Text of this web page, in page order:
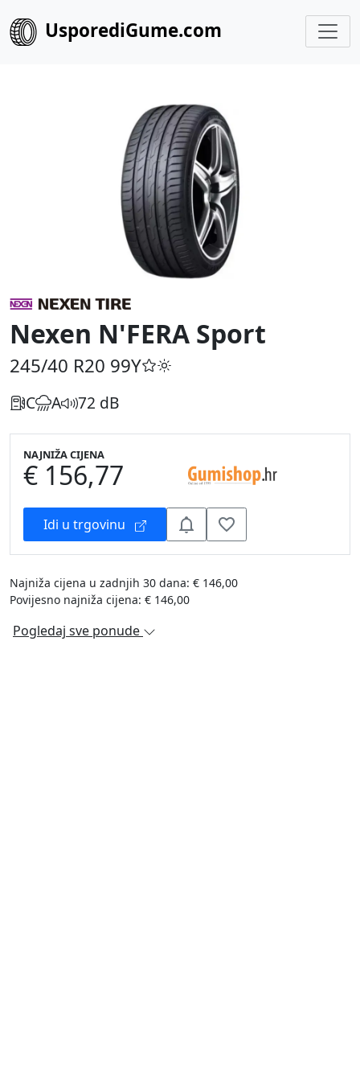
UsporediGume.com
Nexen N'FERA Sport
245/40 R20 99Y
C A 72 dB
NAJNIŽA CIJENA
€ 156,77
Idi u trgovinu
Najniža cijena u zadnjih 30 dana: € 146,00
Povijesno najniža cijena: € 146,00
Pogledaj sve ponude